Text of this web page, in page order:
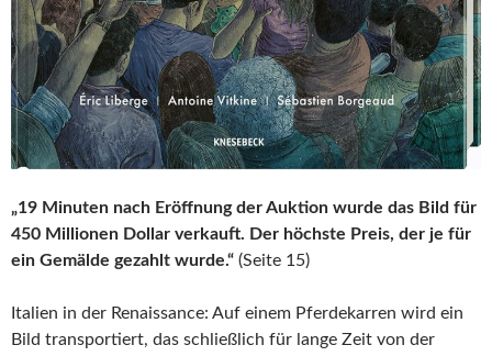
„19 Minuten nach Eröffnung der Auktion wurde das Bild für
450 Millionen Dollar verkauft. Der höchste Preis, der je für
ein Gemälde gezahlt wurde.“ (Seite 15)
Italien in der Renaissance: Auf einem Pferdekarren wird ein
Bild transportiert, das schließlich für lange Zeit von der